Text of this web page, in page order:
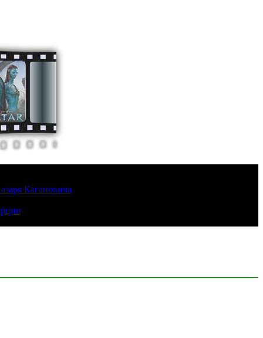
Кагановича